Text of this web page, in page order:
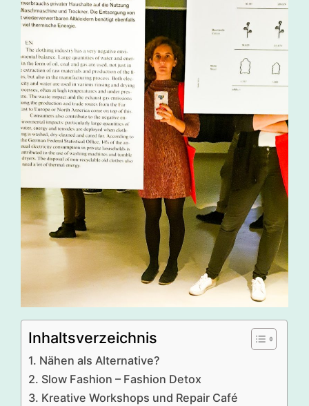
Inhaltsverzeichnis
Nähen als Alternative?
Slow Fashion – Fashion Detox
Kreative Workshops und Repair Café